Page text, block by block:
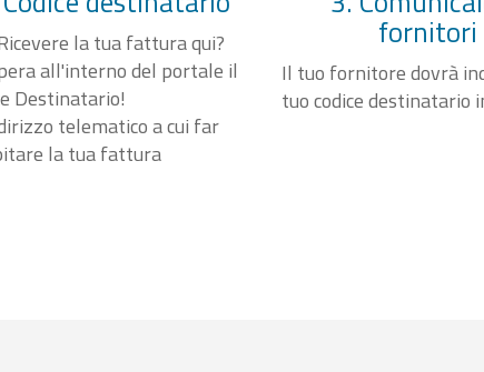
la tua fattura qui?
all'interno del portale il
Destinatario!
telematico a cui far
la tua fattura
fornitori
Il tuo fornitore dovrà
tuo codice destinatario